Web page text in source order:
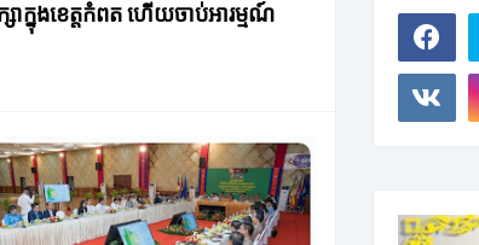
ក្នុងខេត្តកំពត ហើយចាប់អារម្មណ៍